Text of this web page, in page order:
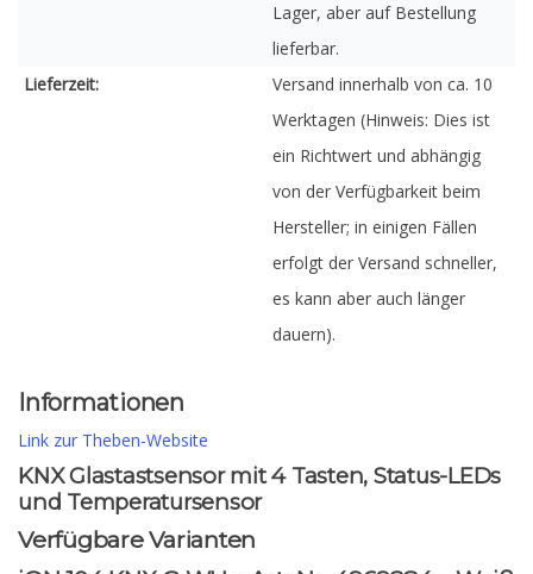
Lager, aber auf Bestellung
lieferbar.
Lieferzeit:
Versand innerhalb von ca. 10
Werktagen (Hinweis: Dies ist
ein Richtwert und abhängig
von der Verfügbarkeit beim
Hersteller; in einigen Fällen
erfolgt der Versand schneller,
es kann aber auch länger
dauern).
Informationen
Link zur Theben-Website
KNX Glastastsensor mit 4 Tasten, Status-LEDs
und Temperatursensor
Verfügbare Varianten